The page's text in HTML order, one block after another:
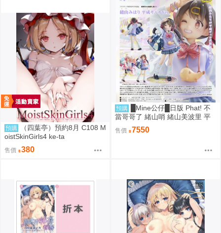
預購
（四葉亭）預約8月 C108 M
oistSkinGirls4 ke-ta
售價 380
預購
█Mine公仔█日版 Phat! 不
當哥哥了 緒山哨 緒山美波里 平
成辣妹 1/6 PVC D9283
售價 7550